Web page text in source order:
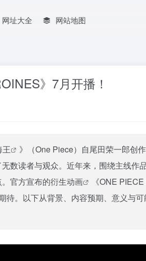
网址大全 网站地图
》7月开播！
王
》（One Piece）自尾田荣一郎创
数读者与观众。近年来，围绕主线作
官方宣布的衍生动画 《ONE
。以下从背景、内容预期、意义与